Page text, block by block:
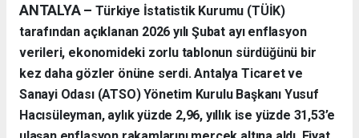
ANTALYA – Türkiye İstatistik Kurumu (TÜİK)
tarafından açıklanan 2026 yılı Şubat ayı enflasyon
verileri, ekonomideki zorlu tablonun sürdüğünü bir
kez daha gözler önüne serdi. Antalya Ticaret ve
Sanayi Odası (ATSO) Yönetim Kurulu Başkanı Yusuf
Hacısüleyman, aylık yüzde 2,96, yıllık ise yüzde 31,53’e